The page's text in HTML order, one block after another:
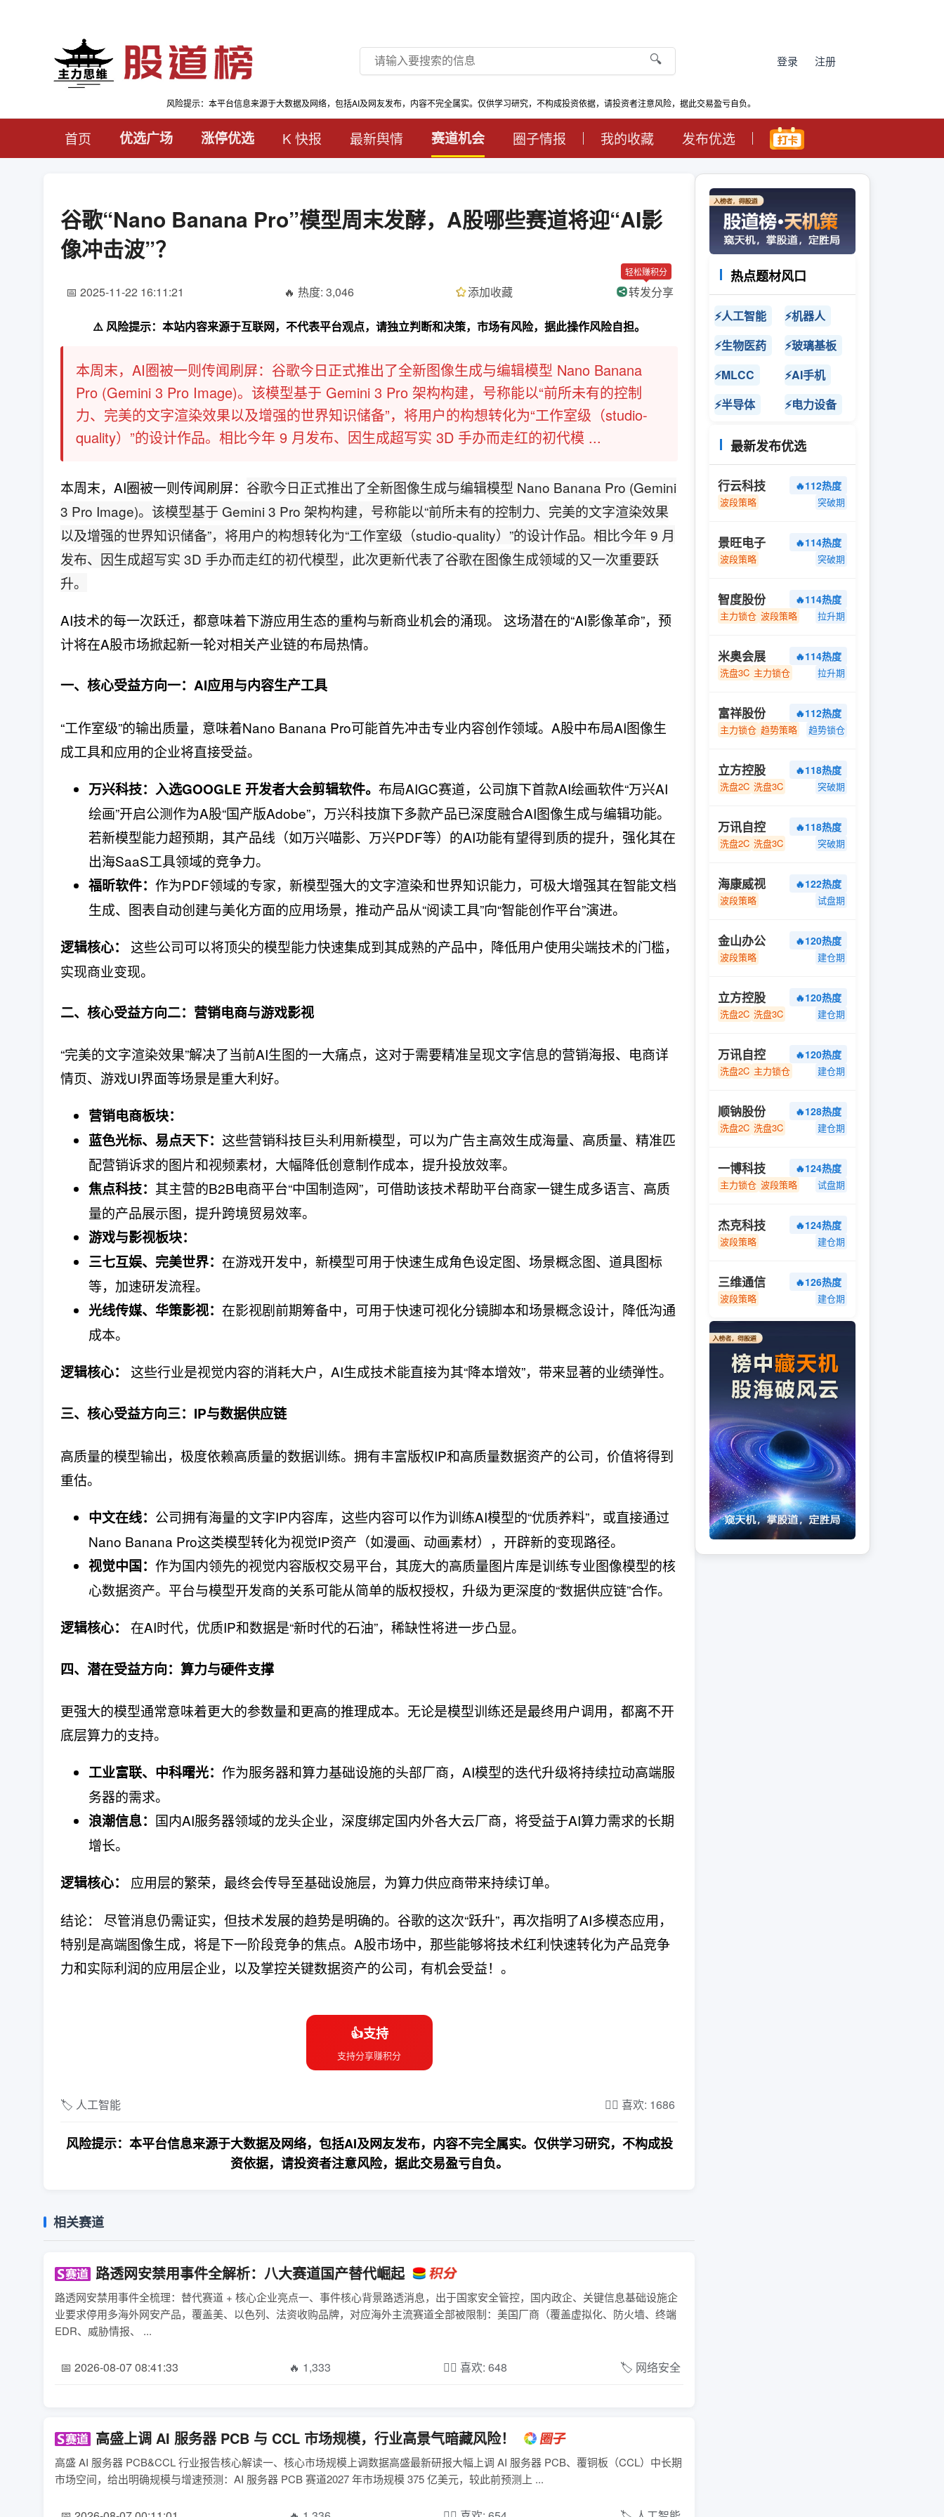
🔍 登录 注册
风险提示：本平台信息来源于大数据及网络，包括AI及网友发布，内容不完全属实。仅供学习研究，不构成投资依据，请投资者注意风险，据此交易盈亏自负。
首页 优选广场 涨停优选 K 快报 最新舆情 赛道机会 圈子情报 我的收藏 发布优选
谷歌“Nano Banana Pro”模型周末发酵，A股哪些赛道将迎“AI影
像冲击波”？
📅 2025-11-22 16:11:21 🔥 热度: 3,046 添加收藏
轻松赚积分
转发分享
⚠️ 风险提示：本站内容来源于互联网，不代表平台观点，请独立判断和决策，市场有风险，据此操作风险自担。
本周末，AI圈被一则传闻刷屏：谷歌今日正式推出了全新图像生成与编辑模型 Nano Banana
Pro (Gemini 3 Pro Image)。该模型基于 Gemini 3 Pro 架构构建，号称能以“前所未有的控制
力、完美的文字渲染效果以及增强的世界知识储备”，将用户的构想转化为“工作室级（studio-
quality）”的设计作品。相比今年 9 月发布、因生成超写实 3D 手办而走红的初代模 ...
本周末，AI圈被一则传闻刷屏： 谷歌今日正式推出了全新图像生成与编辑模型 Nano Banana Pro (Gemini
3 Pro Image)。该模型基于 Gemini 3 Pro 架构构建，号称能以“前所未有的控制力、完美的文字渲染效果
以及增强的世界知识储备”，将用户的构想转化为“工作室级（studio-quality）”的设计作品。相比今年 9 月
发布、因生成超写实 3D 手办而走红的初代模型，此次更新代表了谷歌在图像生成领域的又一次重要跃
升。
AI技术的每一次跃迁，都意味着下游应用生态的重构与新商业机会的涌现。​ 这场潜在的“AI影像革命”，预
计将在A股市场掀起新一轮对相关产业链的布局热情。
一、核心受益方向一：AI应用与内容生产工具
“工作室级”的输出质量，意味着Nano Banana Pro可能首先冲击专业内容创作领域。A股中布局AI图像生
成工具和应用的企业将直接受益。
万兴科技：入选GOOGLE 开发者大会剪辑软件。 布局AIGC赛道，公司旗下首款AI绘画软件“万兴AI
绘画”开启公测作为A股“国产版Adobe”，万兴科技旗下多款产品已深度融合AI图像生成与编辑功能。
若新模型能力超预期，其产品线（如万兴喵影、万兴PDF等）的AI功能有望得到质的提升，强化其在
出海SaaS工具领域的竞争力。
福昕软件： 作为PDF领域的专家，新模型强大的文字渲染和世界知识能力，可极大增强其在智能文档
生成、图表自动创建与美化方面的应用场景，推动产品从“阅读工具”向“智能创作平台”演进。
逻辑核心：
​ 这些公司可以将顶尖的模型能力快速集成到其成熟的产品中，降低用户使用尖端技术的门槛，
实现商业变现。
二、核心受益方向二：营销电商与游戏影视
“完美的文字渲染效果”解决了当前AI生图的一大痛点，这对于需要精准呈现文字信息的营销海报、电商详
情页、游戏UI界面等场景是重大利好。
营销电商板块：
蓝色光标、易点天下： 这些营销科技巨头利用新模型，可以为广告主高效生成海量、高质量、精准匹
配营销诉求的图片和视频素材，大幅降低创意制作成本，提升投放效率。
焦点科技： 其主营的B2B电商平台“中国制造网”，可借助该技术帮助平台商家一键生成多语言、高质
量的产品展示图，提升跨境贸易效率。
游戏与影视板块：
三七互娱、完美世界： 在游戏开发中，新模型可用于快速生成角色设定图、场景概念图、道具图标
等，加速研发流程。
光线传媒、华策影视： 在影视剧前期筹备中，可用于快速可视化分镜脚本和场景概念设计，降低沟通
成本。
逻辑核心：
​ 这些行业是视觉内容的消耗大户，AI生成技术能直接为其“降本增效”，带来显著的业绩弹性。
三、核心受益方向三：IP与数据供应链
高质量的模型输出，极度依赖高质量的数据训练。拥有丰富版权IP和高质量数据资产的公司，价值将得到
重估。
中文在线： 公司拥有海量的文字IP内容库，这些内容可以作为训练AI模型的“优质养料”，或直接通过
Nano Banana Pro这类模型转化为视觉IP资产（如漫画、动画素材），开辟新的变现路径。
视觉中国： 作为国内领先的视觉内容版权交易平台，其庞大的高质量图片库是训练专业图像模型的核
心数据资产。平台与模型开发商的关系可能从简单的版权授权，升级为更深度的“数据供应链”合作。
逻辑核心：
​ 在AI时代，优质IP和数据是“新时代的石油”，稀缺性将进一步凸显。
四、潜在受益方向：算力与硬件支撑
更强大的模型通常意味着更大的参数量和更高的推理成本。无论是模型训练还是最终用户调用，都离不开
底层算力的支持。
工业富联、中科曙光： 作为服务器和算力基础设施的头部厂商，AI模型的迭代升级将持续拉动高端服
务器的需求。
浪潮信息： 国内AI服务器领域的龙头企业，深度绑定国内外各大云厂商，将受益于AI算力需求的长期
增长。
逻辑核心：
​ 应用层的繁荣，最终会传导至基础设施层，为算力供应商带来持续订单。
结论：​ 尽管消息仍需证实，但技术发展的趋势是明确的。谷歌的这次“跃升”，再次指明了AI多模态应用，
特别是高端图像生成，将是下一阶段竞争的焦点。A股市场中，那些能够将技术红利快速转化为产品竞争
力和实际利润的应用层企业，以及掌控关键数据资产的公司，有机会受益！。
👍支持
支持分享赚积分
🏷️ 人工智能 ❤️‍🔥 喜欢: 1686
风险提示：本平台信息来源于大数据及网络，包括AI及网友发布，内容不完全属实。仅供学习研究，不构成投
资依据，请投资者注意风险，据此交易盈亏自负。
相关赛道
路透网安禁用事件全解析：八大赛道国产替代崛起
路透网安禁用事件全梳理：替代赛道 + 核心企业亮点一、事件核心背景路透消息，出于国家安全管控，国内政企、关键信息基础设施企
业要求停用多海外网安产品，覆盖美、以色列、法资收购品牌，对应海外主流赛道全部被限制：美国厂商（覆盖虚拟化、防火墙、终端
EDR、威胁情报、 ...
📅 2026-08-07 08:41:33 🔥 1,333 ❤️‍🔥 喜欢: 648 🏷️ 网络安全
高盛上调 AI 服务器 PCB 与 CCL 市场规模，行业高景气暗藏风险！
高盛 AI 服务器 PCB&CCL 行业报告核心解读一、核心市场规模上调数据高盛最新研报大幅上调 AI 服务器 PCB、覆铜板（CCL）中长期
市场空间，给出明确规模与增速预测：AI 服务器 PCB 赛道2027 年市场规模 375 亿美元，较此前预测上 ...
热点题材风口
⚡人工智能
⚡机器人
⚡生物医药
⚡玻璃基板
⚡MLCC
⚡AI手机
⚡半导体
⚡电力设备
最新发布优选
行云科技 🔥112热度
波段策略 突破期
景旺电子 🔥114热度
波段策略 突破期
智度股份 🔥114热度
主力锁仓 波段策略 拉升期
米奥会展 🔥114热度
洗盘3C 主力锁仓 拉升期
富祥股份 🔥112热度
主力锁仓 趋势策略 趋势锁仓
立方控股 🔥118热度
洗盘2C 洗盘3C 突破期
万讯自控 🔥118热度
洗盘2C 洗盘3C 突破期
海康威视 🔥122热度
波段策略 试盘期
金山办公 🔥120热度
波段策略 建仓期
立方控股 🔥120热度
洗盘2C 洗盘3C 建仓期
万讯自控 🔥120热度
洗盘2C 主力锁仓 建仓期
顺钠股份 🔥128热度
洗盘2C 洗盘3C 建仓期
一博科技 🔥124热度
主力锁仓 波段策略 试盘期
杰克科技 🔥124热度
波段策略 建仓期
三维通信 🔥126热度
波段策略 建仓期